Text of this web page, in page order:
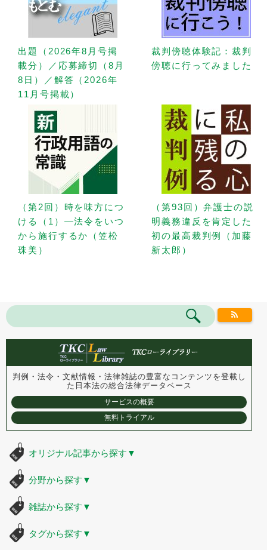
出題（2026年8月号掲
載分）／応募締切（8月
8日）／解答（2026年
11月号掲載）
裁判傍聴体験記：裁判
傍聴に行ってみました
（第2回）時を味方につ
ける（1）—法令をいつ
から施行するか（笠松
珠美）
（第93回）弁護士の説
明義務違反を肯定した
初の最高裁判例（加藤
新太郎）
判例・法令・文献情報・法律雑誌の豊富なコンテンツを登載し
た 日本法の総合法律データベース
サービスの概要
無料トライアル
オリジナル記事から探す ▼
分野から探す ▼
雑誌から探す ▼
タグから探す ▼